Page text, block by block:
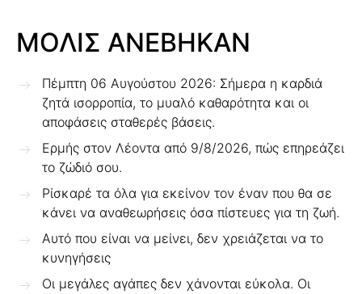
ΜΟΛΙΣ ΑΝΕΒΗΚΑΝ
Πέμπτη 06 Αυγούστου 2026: Σήμερα η καρδιά
ζητά ισορροπία, το μυαλό καθαρότητα και οι
αποφάσεις σταθερές βάσεις.
Ερμής στον Λέοντα από 9/8/2026, πώς επηρεάζει
το ζώδιό σου.
Ρίσκαρέ τα όλα για εκείνον τον έναν που θα σε
κάνει να αναθεωρήσεις όσα πίστευες για τη ζωή.
Αυτό που είναι να μείνει, δεν χρειάζεται να το
κυνηγήσεις
Οι μεγάλες αγάπες δεν χάνονται εύκολα. Οι